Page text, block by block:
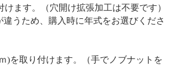
ます。（穴開け拡張加工は不要です）
うため、購入時に年式をお選びくださ
)を取り付けます。（手でノブナットを